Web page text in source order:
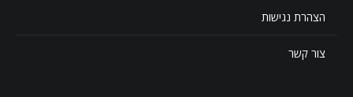
הצהרת נגישות
צור קשר